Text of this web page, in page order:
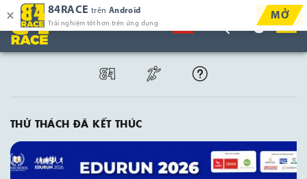
THỬ THÁCH ĐÃ KẾT THÚC
84RACE trên Android
Trải nghiệm tốt hơn trên ứng dụng
MỞ